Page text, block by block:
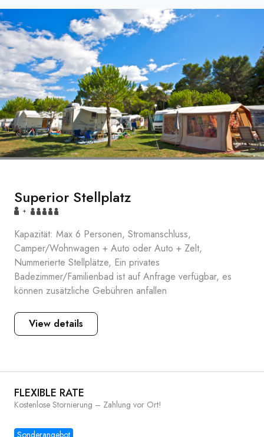
Superior Stellplatz
+
Kapazität: Max 6 Personen, Stromanschluss,
Camper/Wohnwagen + Auto oder Auto + Zelt,
Nummerierte Stellplätze, Ein privates
Badezimmer/Familienbad ist auf Anfrage verfügbar, es
können zusätzliche Gebühren anfallen
View details
FLEXIBLE RATE
Sonderangebot
Kostenlose Stornierung – Zahlung vor Ort!